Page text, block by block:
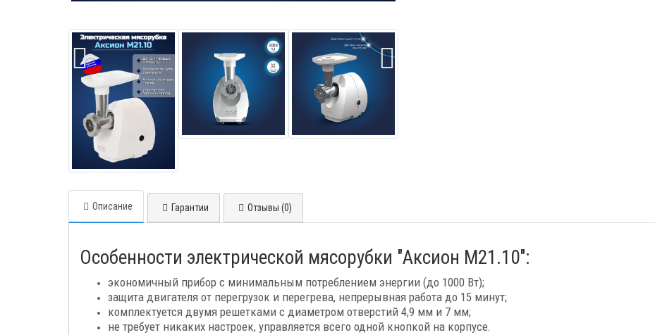
Описание Гарантии Отзывы (0)
Особенности электрической мясорубки "Аксион М21.10":
экономичный прибор с минимальным потреблением энергии (до 1000 Вт);
защита двигателя от перегрузок и перегрева, непрерывная работа до 15 минут;
комплектуется двумя решетками с диаметром отверстий 4,9 мм и 7 мм;
не требует никаких настроек, управляется всего одной кнопкой на корпусе.